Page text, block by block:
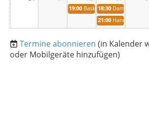
19:00 Basketballgruppe
18:30 Damen 4
21:00 Handball
Termine abonnieren (in Kalender
oder Mobilgeräte hinzufügen)